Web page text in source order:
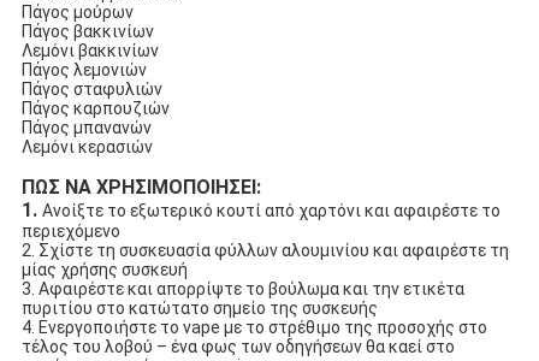
Πάγος μούρων
Πάγος βακκινίων
Λεμόνι βακκινίων
Πάγος λεμονιών
Πάγος σταφυλιών
Πάγος καρπουζιών
Πάγος μπανανών
Λεμόνι κερασιών
ΠΩΣ ΝΑ ΧΡΗΣΙΜΟΠΟΙΗΣΕΙ:
1. Ανοίξτε το εξωτερικό κουτί από χαρτόνι και αφαιρέστε το
περιεχόμενο
2. Σχίστε τη συσκευασία φύλλων αλουμινίου και αφαιρέστε τη
μίας χρήσης συσκευή
3. Αφαιρέστε και απορρίψτε το βούλωμα και την ετικέτα
πυριτίου στο κατώτατο σημείο της συσκευής
4. Ενεργοποιήστε το vape με το στρέθιμο της προσοχής στο
τέλος του λοβού – ένα φως των οδηγήσεων θα καεί στο